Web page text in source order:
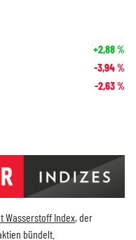
+2,88%
-3,94%
-2,63%
Wasserstoff Index, der
bündelt.